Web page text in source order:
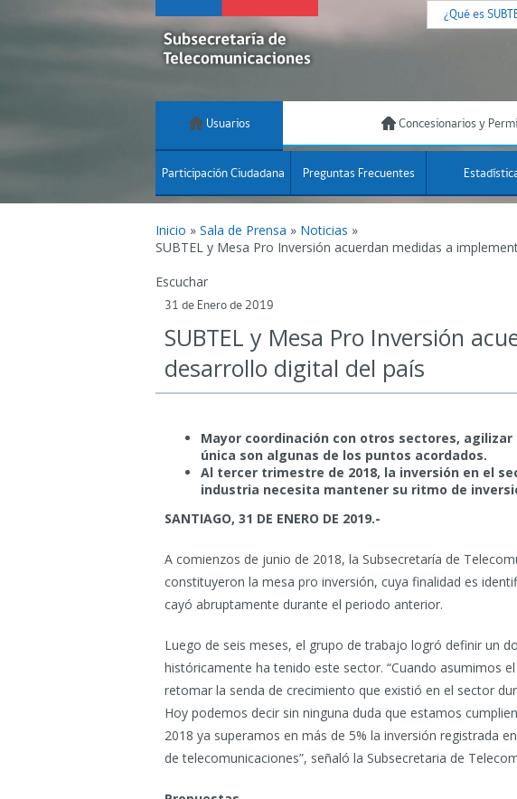
¿Qué es
Usuarios Concesionarios y
Participación Ciudadana Preguntas Frecuentes
Inicio » Sala de Prensa » Noticias »
SUBTEL y Mesa Pro Inversión acuerdan medidas a
Escuchar
31 de Enero de 2019
SUBTEL y Mesa Pro Inversión
desarrollo digital del país
Mayor coordinación con otros sectores,
única son algunas de los puntos acordados.
Al tercer trimestre de 2018, la inversión en el
industria necesita mantener su ritmo de
SANTIAGO, 31 DE ENERO DE 2019.-
A comienzos de junio de 2018, la Subsecretaría de
constituyeron la mesa pro inversión, cuya finalidad es
cayó abruptamente durante el periodo anterior.
Luego de seis meses, el grupo de trabajo logró definir un
históricamente ha tenido este sector. “Cuando asumimos
retomar la senda de crecimiento que existió en el sector
Hoy podemos decir sin ninguna duda que estamos
2018 ya superamos en más de 5% la inversión registrada
de telecomunicaciones”, señaló la Subsecretaria de